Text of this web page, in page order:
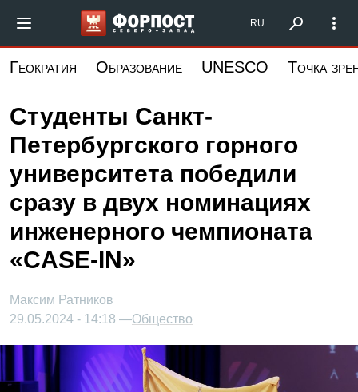
основному
Форпост Северо-Запад
RU
Геократия Образование UNESCO Точка
Студенты Санкт-
Петербургского горного
университета победили
сразу в двух номинациях
инженерного чемпионата
«CASE-IN»
Максим Ратников
29.05.2024 - 14:18 —Общество